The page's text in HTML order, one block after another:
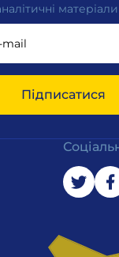
матеріали
Підписатися